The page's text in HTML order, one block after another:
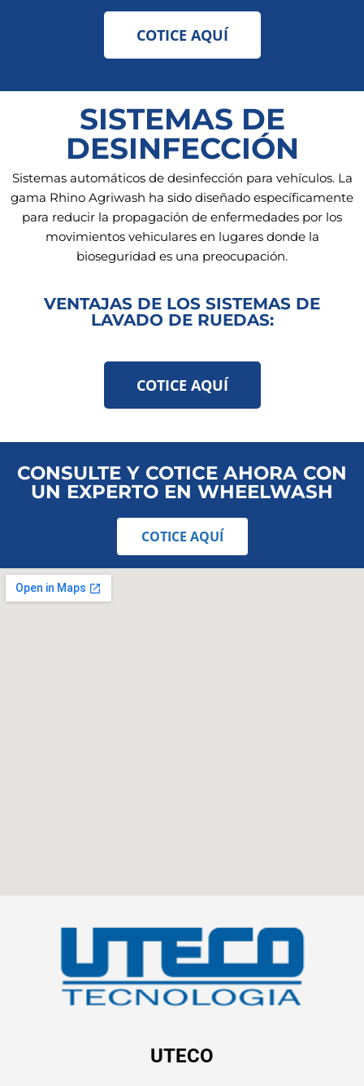
COTICE AQUÍ
SISTEMAS DE
DESINFECCIÓN
Sistemas automáticos de desinfección para vehículos. La
gama Rhino Agriwash ha sido diseñado específicamente
para reducir la propagación de enfermedades por los
movimientos vehiculares en lugares donde la
bioseguridad es una preocupación.
VENTAJAS DE LOS SISTEMAS DE
LAVADO DE RUEDAS:
COTICE AQUÍ
CONSULTE Y COTICE AHORA CON
UN EXPERTO EN WHEELWASH
COTICE AQUÍ
UTECO